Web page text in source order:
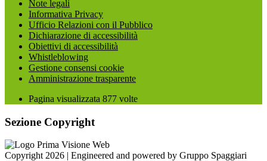
Note legali
Informativa Privacy
Ufficio Relazioni con il Pubblico
Dichiarazione di accessibilità
Obiettivi di accessibilità
Whistleblowing
Gestione consensi cookie
Amministrazione trasparente
Pagina visualizzata 877 volte
Sezione Copyright
Copyright 2026 | Engineered and powered by Gruppo Spaggiari